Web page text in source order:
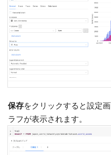
保存をクリックすると設定
ラフが表示されます。